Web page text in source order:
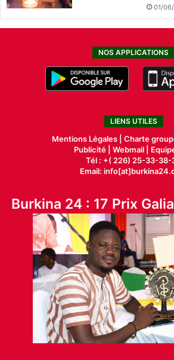
01/
NOS APPLICATIONS
LIENS UTILES
Mentions Légales | Charte
Publicité| Webmail |
Tél : +( 226) 25-33-38-
Email:
Burkina 24 : 17 Prix